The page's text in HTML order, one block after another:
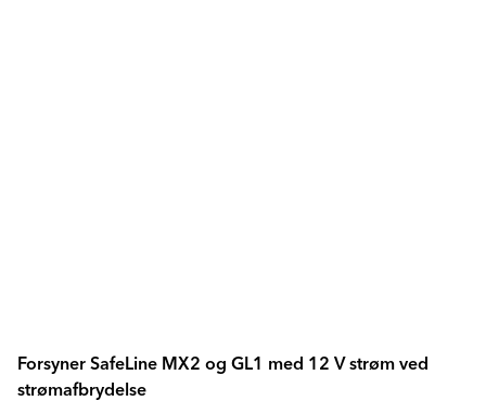
Forsyner SafeLine MX2 og GL1 med 12 V strøm ved
strømafbrydelse